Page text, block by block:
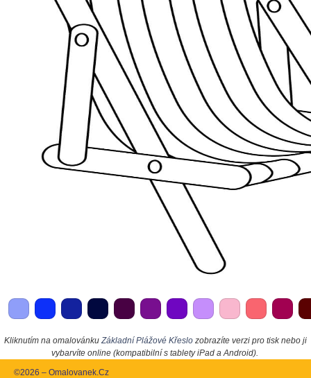
Kliknutím na omalovánku Základní Plážové Křeslo zobrazíte verzi pro tisk nebo ji
vybarvíte online (kompatibilní s tablety iPad a Android).
©2026 – Omalovanek.Cz